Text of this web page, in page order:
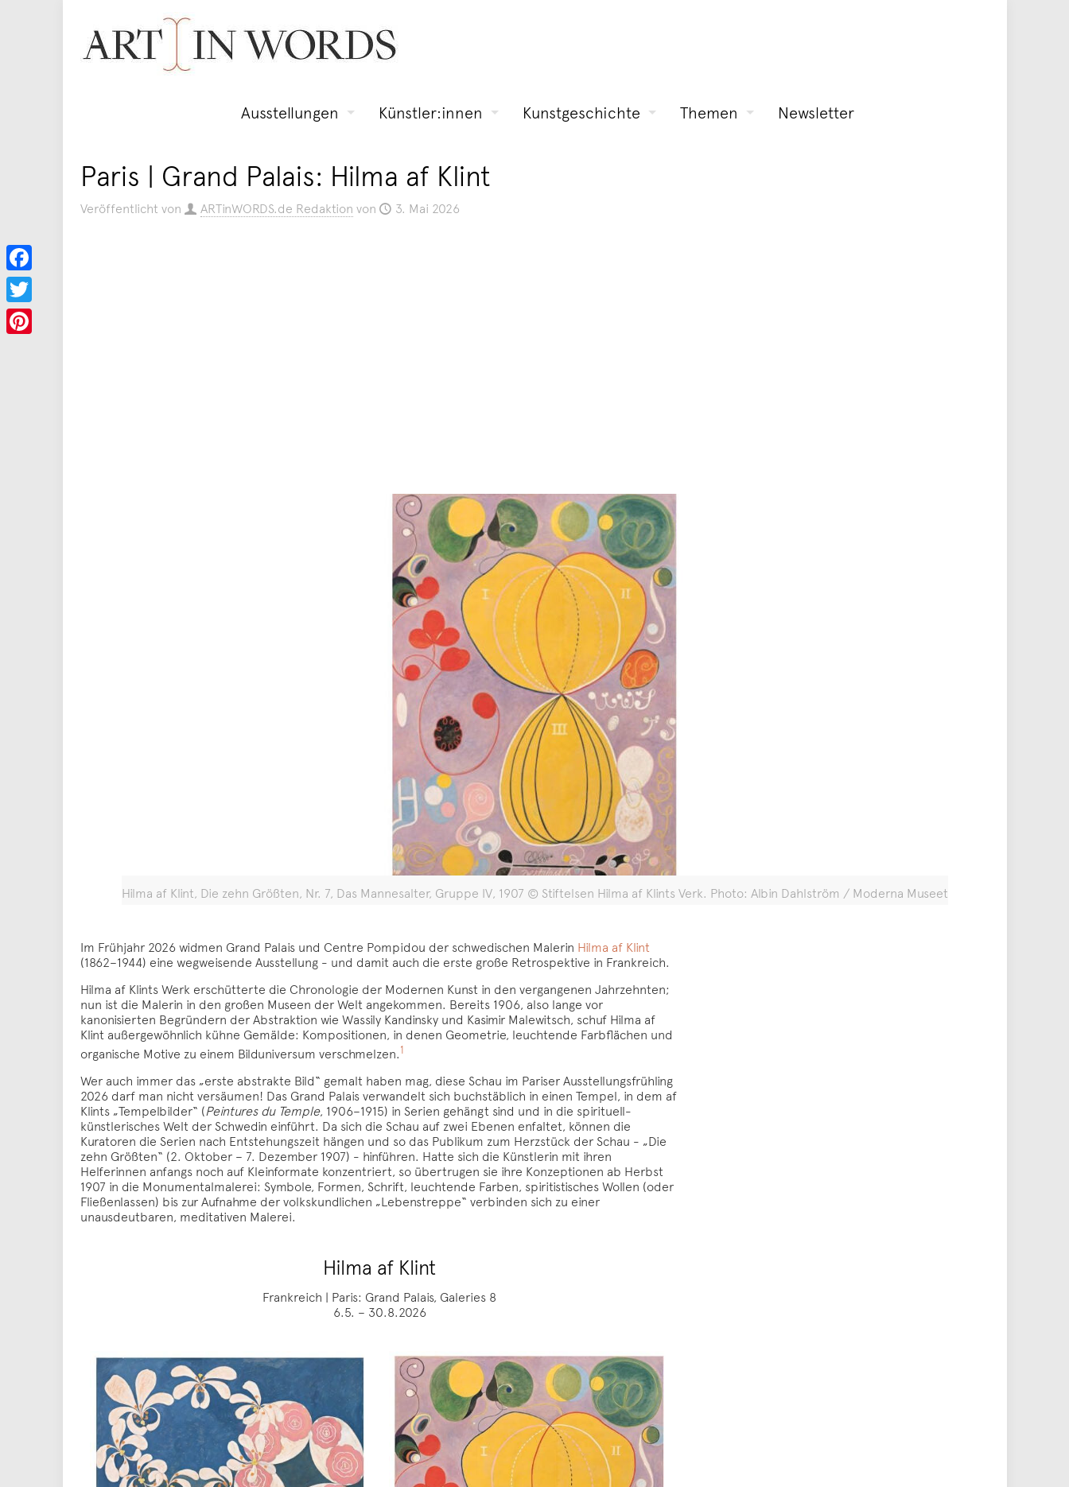
Ausstellungen Künstler:innen Kunstgeschichte Themen Newsletter
Paris | Grand Palais: Hilma af Klint
Veröffentlicht von ARTinWORDS.de Redaktion von 3. Mai 2026
Hilma af Klint, Die zehn Größten, Nr. 7, Das Mannesalter, Gruppe IV, 1907 © Stiftelsen Hilma af Klints Verk. Photo: Albin Dahlström / Moderna Museet
Im Frühjahr 2026 widmen Grand Palais und Centre Pompidou der schwedischen Malerin Hilma af Klint
(1862–1944) eine wegweisende Ausstellung - und damit auch die erste große Retrospektive in Frankreich.
Hilma af Klints Werk erschütterte die Chronologie der Modernen Kunst in den vergangenen Jahrzehnten;
nun ist die Malerin in den großen Museen der Welt angekommen. Bereits 1906, also lange vor
kanonisierten Begründern der Abstraktion wie Wassily Kandinsky und Kasimir Malewitsch, schuf Hilma af
Klint außergewöhnlich kühne Gemälde: Kompositionen, in denen Geometrie, leuchtende Farbflächen und
organische Motive zu einem Bilduniversum verschmelzen.1
Wer auch immer das „erste abstrakte Bild“ gemalt haben mag, diese Schau im Pariser Ausstellungsfrühling
2026 darf man nicht versäumen! Das Grand Palais verwandelt sich buchstäblich in einen Tempel, in dem af
Klints „Tempelbilder“ (Peintures du Temple, 1906–1915) in Serien gehängt sind und in die spirituell-
künstlerisches Welt der Schwedin einführt. Da sich die Schau auf zwei Ebenen enfaltet, können die
Kuratoren die Serien nach Entstehungszeit hängen und so das Publikum zum Herzstück der Schau - „Die
zehn Größten“ (2. Oktober – 7. Dezember 1907) - hinführen. Hatte sich die Künstlerin mit ihren
Helferinnen anfangs noch auf Kleinformate konzentriert, so übertrugen sie ihre Konzeptionen ab Herbst
1907 in die Monumentalmalerei: Symbole, Formen, Schrift, leuchtende Farben, spiritistisches Wollen (oder
Fließenlassen) bis zur Aufnahme der volkskundlichen „Lebenstreppe“ verbinden sich zu einer
unausdeutbaren, meditativen Malerei.
Hilma af Klint
Frankreich | Paris: Grand Palais, Galeries 8
6.5. – 30.8.2026
Facebook
Twitter